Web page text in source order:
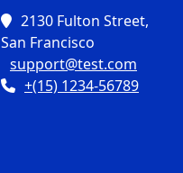
2130 Fulton Street,
San Francisco
support@test.com
+(15) 1234-56789